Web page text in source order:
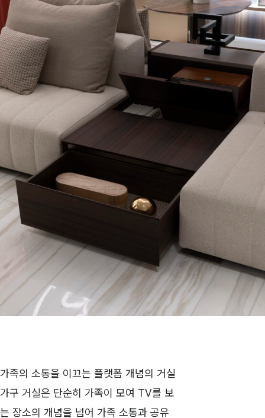
가족의 소통을 이끄는 플랫폼 개념의 거실
가구 거실은 단순히 가족이 모여 TV를 보
는 장소의 개념을 넘어 가족 소통과 공유